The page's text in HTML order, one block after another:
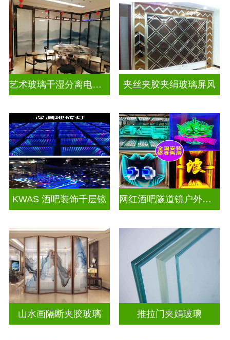
艺术玻璃干湿分离电视玻璃背景墙 夹丝夹胶夹绢玻璃屏风
KWAS 酒吧装饰千层镜 网红酒吧隧道镜户外门头招牌千层镜深渊镜
山水画隔断夹胶玻璃 推拉门夹娟玻璃